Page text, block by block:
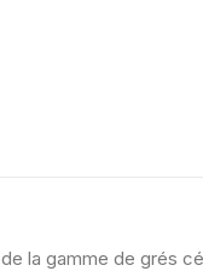
la gamme de grés